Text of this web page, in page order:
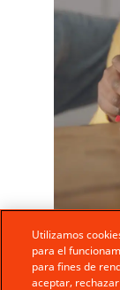
Utilizamos
para el
para fines de
aceptar,